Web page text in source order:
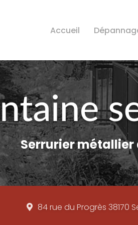
Accueil
Serrurier métallier
84 rue du Progrès 38170